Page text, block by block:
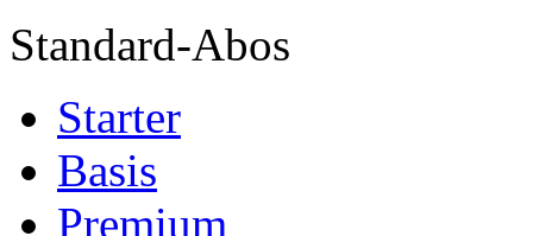
Standard-Abos
Starter
Basis
Premium